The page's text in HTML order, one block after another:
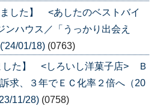
した】 <あしたのベストバイ
ハウス／「うっかり出会え
01/18) (0763)
した】 <しろいし洋菓子店> Ｂ
求、３年でＥＣ化率２倍へ（20
11/28) (0758)